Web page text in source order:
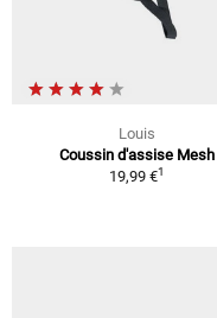
Louis
Coussin d'assise Mesh
19,99 €1